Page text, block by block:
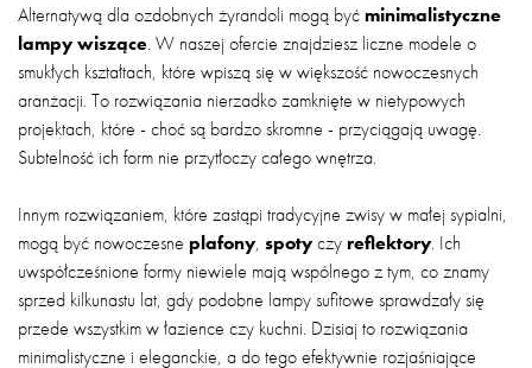
Alternatywą dla ozdobnych żyrandoli mogą byćminimalistyczne
lampy wiszące. W naszej ofercie znajdziesz liczne modele o
smukłych kształtach, które wpiszą się w większość nowoczesnych
aranżacji. To rozwiązania nierzadko zamknięte w nietypowych
projektach, które - choć są bardzo skromne - przyciągają uwagę.
Subtelność ich form nie przytłoczy całego wnętrza.
Innym rozwiązaniem, które zastąpi tradycyjne zwisy w małej sypialni,
mogą być nowoczesne plafony, spotyczyreflektory. Ich
uwspółcześnione formy niewiele mają wspólnego z tym, co znamy
sprzed kilkunastu lat, gdy podobne lampy sufitowe sprawdzały się
przede wszystkim w łazience czy kuchni. Dzisiaj to rozwiązania
minimalistyczne i eleganckie, a do tego efektywnie rozjaśniające